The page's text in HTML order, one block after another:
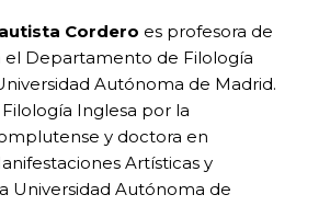
Cordero es profesora de
el Departamento de Filología
Autónoma de Madrid.
Inglesa por la
y doctora en
Artísticas y
Universidad Autónoma de